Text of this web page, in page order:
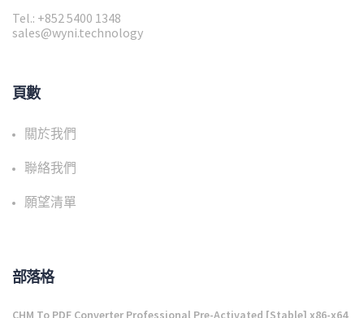
Tel.: +852 5400 1348
sales@wyni.technology
頁數
關於我們
聯絡我們
願望清單
部落格
CHM To PDF Converter Professional Pre-Activated [Stable] x86-x64